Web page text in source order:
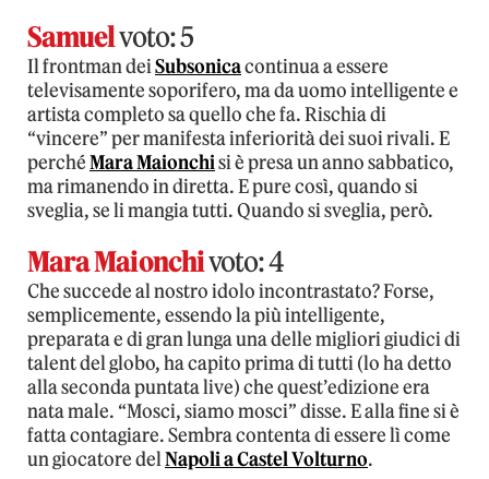
Samuelvoto: 5
Il frontman deiSubsonicacontinua a essere
televisamente soporifero, ma da uomo intelligente e
artista completo sa quello che fa. Rischia di
“vincere” per manifesta inferiorità dei suoi rivali. E
perchéMara Maionchisi è presa un anno sabbatico,
ma rimanendo in diretta. E pure così, quando si
sveglia, se li mangia tutti. Quando si sveglia, però.
Mara Maionchivoto: 4
Che succede al nostro idolo incontrastato? Forse,
semplicemente, essendo la più intelligente,
preparata e di gran lunga una delle migliori giudici di
talent del globo, ha capito prima di tutti (lo ha detto
alla seconda puntata live) che quest’edizione era
nata male. “Mosci, siamo mosci” disse. E alla fine si è
fatta contagiare. Sembra contenta di essere lì come
un giocatore delNapoli a Castel Volturno.